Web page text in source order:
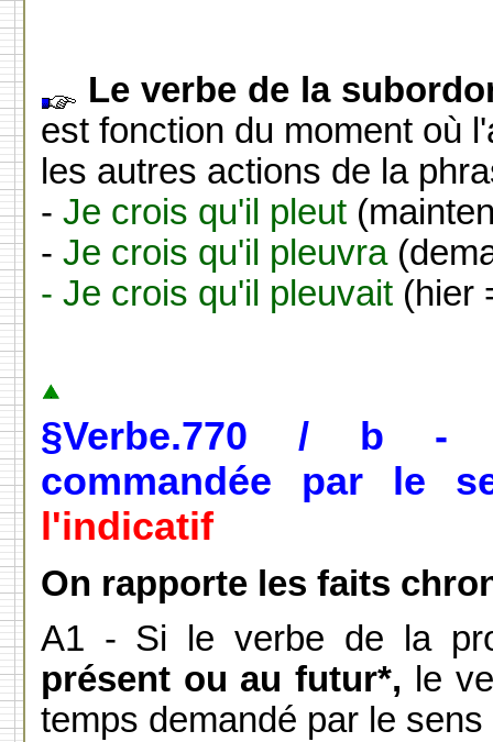
Le verbe de la
est fonction du moment où
les autres actions de la
- Je crois qu'il pleut
- Je crois qu'il pleuvra
- Je crois qu'il pleuvait(hier
§Verbe.770 / b -
commandée par le
l'indicatif
On rapporte les faits
A1 - Si le verbe de la
présent ou au futur*, le
temps demandé par le